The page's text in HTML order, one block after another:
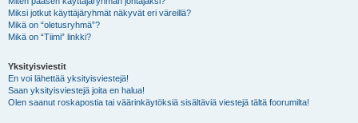
Miksi jotkut käyttäjäryhmät näkyvät eri väreillä?
Mikä on “oletusryhmä”?
Mikä on “Tiimi” linkki?
Yksityisviestit
En voi lähettää yksityisviestejä!
Saan yksityisviestejä joita en halua!
Olen saanut roskapostia tai väärinkäytöksiä sisältäviä viestejä tältä foorumilta!